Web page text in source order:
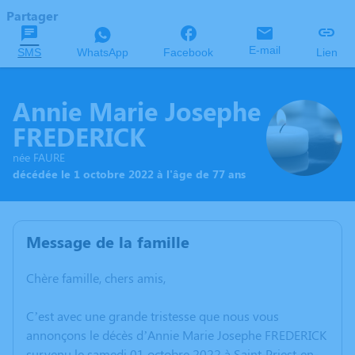
Partager
SMS WhatsApp Facebook E-mail Lien
Annie Marie Josephe
FREDERICK
née FAURE
décédée le 1 octobre 2022 à l'âge de 77 ans
Message de la famille
Chère famille, chers amis,
C’est avec une grande tristesse que nous vous
annonçons le décès d’Annie Marie Josephe FREDERICK